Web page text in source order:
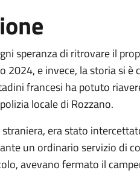
speranza di ritrovare il
2024, e invece, la storia si
francesi ha potuto
locale di Rozzano.
era stato
un ordinario servizio di
avevano fermato il